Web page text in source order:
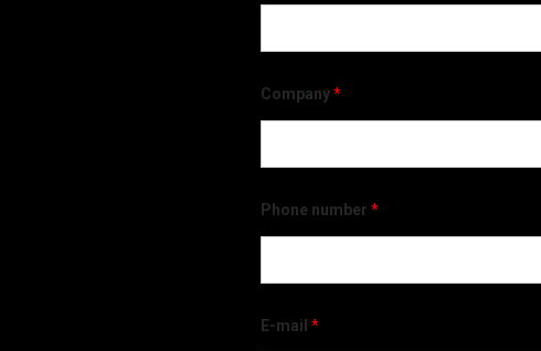
Company*
Phone number *
E-mail *